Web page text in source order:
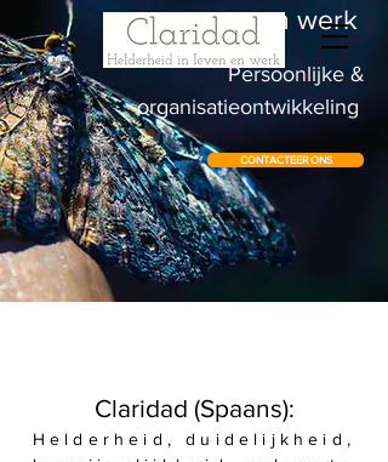
en werk
Persoonlijke &
organisatieontwikkeling
CONTACTEER ONS
Claridad (Spaans):
Helderheid, duidelijkheid,